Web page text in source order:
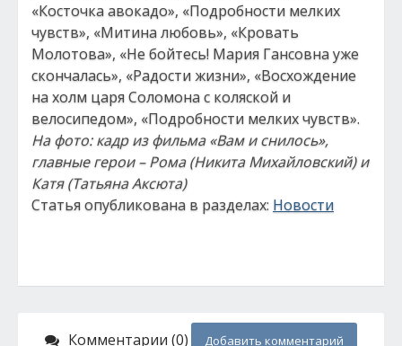
«Косточка авокадо», «Подробности мелких
чувств», «Митина любовь», «Кровать
Молотова», «Не бойтесь! Мария Гансовна уже
скончалась», «Радости жизни», «Восхождение
на холм царя Соломона с коляской и
велосипедом», «Подробности мелких чувств».
На фото: кадр из фильма «Вам и снилось»,
главные герои – Рома (Никита Михайловский) и
Катя (Татьяна Аксюта)
Статья опубликована в разделах: Новости
Комментарии (0) Добавить комментарий